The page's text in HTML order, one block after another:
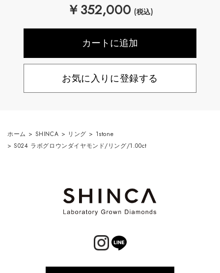
￥352,000 (税込)
お気に入りに登録する
ホーム > SHINCA > リング > 1stone
>S024 ラボグロウンダイヤモンド/リング/1.00ct